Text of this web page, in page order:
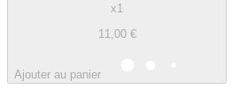
x1
11,00 €
Ajouter au panier